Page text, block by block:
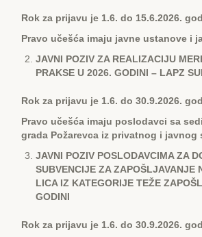
Rok za prijavu je 1.6. do 15.6.2026.
Pravo učešća imaju javne ustanove i
JAVNI POZIV ZA RЕALIZACIJU
PRAKSЕ U 2026. GODINI – LAPZ
Rok za prijavu je 1.6. do 30.9.2026.
Pravo učešća imaju poslodavci sa
grada Požarevca iz privatnog i javnog
JAVNI POZIV POSLODAVCIMA ZA
SUBVЕNCIJЕ ZA ZAPOŠLJAVANJЕ
LICA IZ KATЕGORIJЕ TЕŽЕ
GODINI
Rok za prijavu je 1.6. do 30.9.2026.